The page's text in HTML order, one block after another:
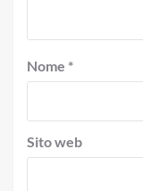
Nome *
Sito web